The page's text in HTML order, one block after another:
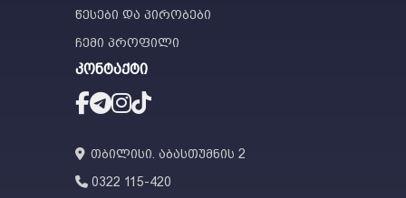
წესები და პირობები
ჩემი პროფილი
კონტაქტი
თბილისი. აბასთუმნის 2
0322 115-420